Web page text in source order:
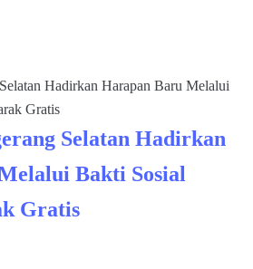
Selatan Hadirkan
Bakti Sosial
Gratis